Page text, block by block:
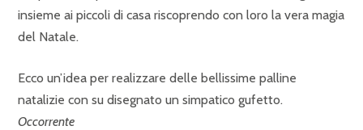
insieme ai piccoli di casa riscoprendo con loro la vera magia
del Natale.
Ecco un’idea per realizzare delle bellissime palline
natalizie con su disegnato un simpatico gufetto.
Occorrente